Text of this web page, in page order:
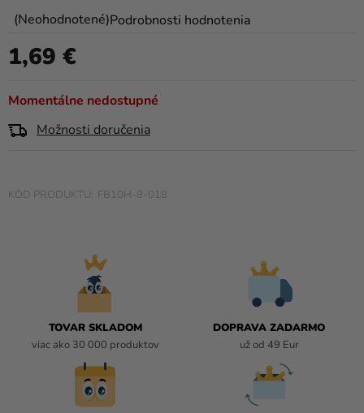
a merch
Kreatívne
potreby
produkty
Výpredaj
Párty
Priemerné
produktu
0,0
5
NeohodnotenéPodrobnosti hodnotenia
Momentálne nedostupné
Možnosti doručenia
1,69 €
FB10H-8-018
TOVAR SKLADOM
viac ako 30 000 produktov
DOPRAVA ZADARMO
už od 49 Eur